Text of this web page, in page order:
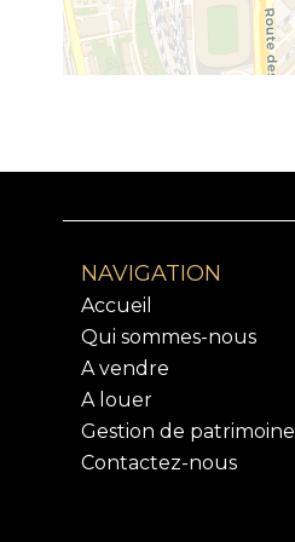
NAVIGATION
Accueil
Qui sommes-nous
A vendre
A louer
Gestion de patrimoine
Contactez-nous